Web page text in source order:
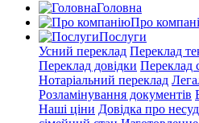
Головна
Про
Послуги
Усний переклад Переклад
Переклад довідки Переклад
Нотаріальний переклад
Розламінування документів
Наші ціни Довідка про